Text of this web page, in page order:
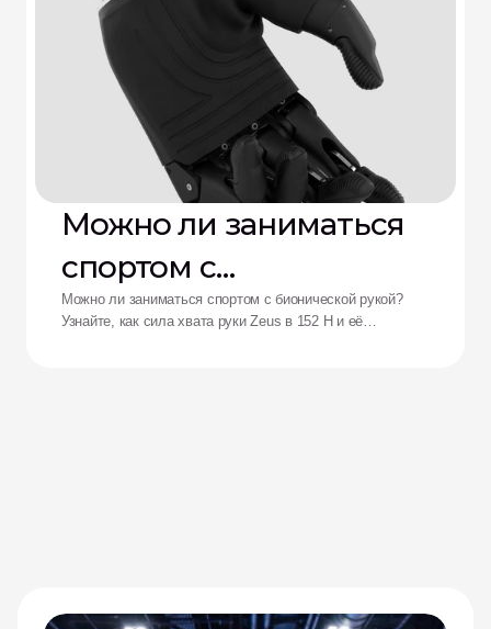
Можно ли заниматься
спортом с
бионической рукой?
Можно ли заниматься спортом с бионической рукой?
Узнайте, как сила хвата руки Zeus в 152 Н и её